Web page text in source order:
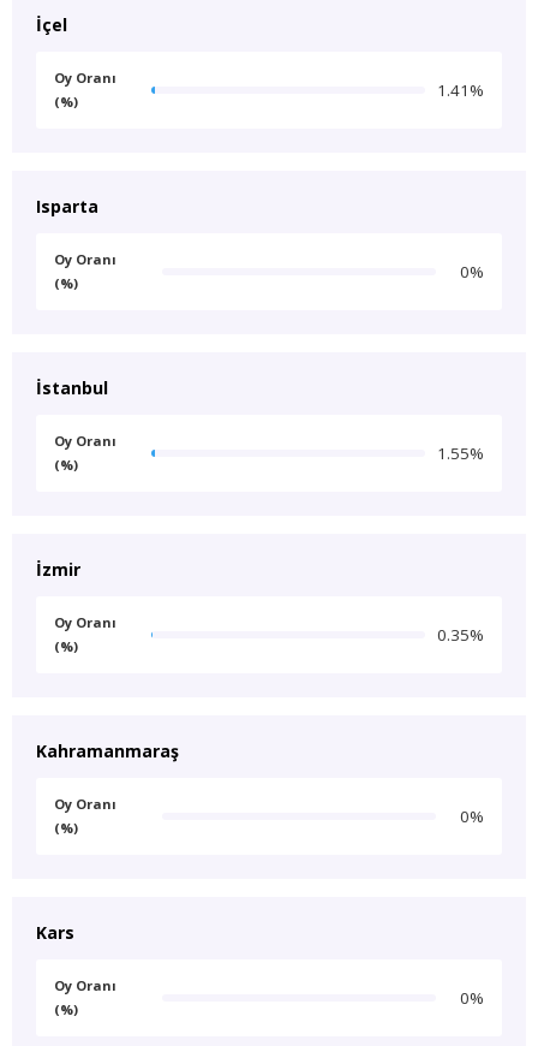
İçel
Oy Oranı
(%)
1.41%
Isparta
Oy Oranı
(%)
0%
İstanbul
Oy Oranı
(%)
1.55%
İzmir
Oy Oranı
(%)
0.35%
Kahramanmaraş
Oy Oranı
(%)
0%
Kars
Oy Oranı
(%)
0%